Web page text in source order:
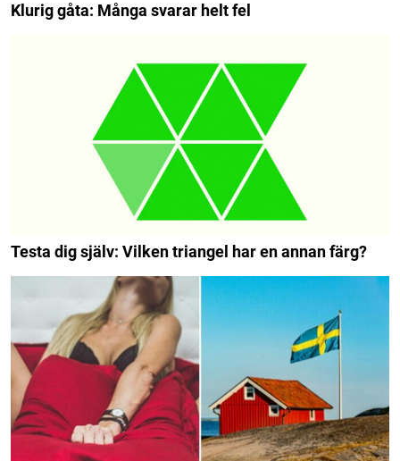
Klurig gåta: Många svarar helt fel
Testa dig själv: Vilken triangel har en annan färg?